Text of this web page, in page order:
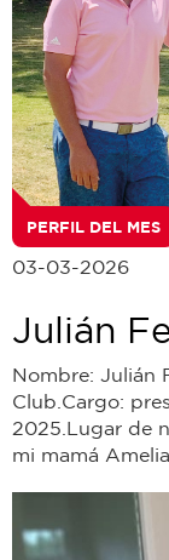
PERFIL DEL MES
03-03-2026
Julián
Nombre: Julián
Club.Cargo:
2025.Lugar de
mi mamá